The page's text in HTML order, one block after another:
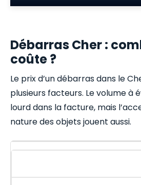
Débarras Cher :
coûte ?
Le prix d’un débarras dans le
plusieurs facteurs. Le volume à
lourd dans la facture, mais
nature des objets jouent aussi.